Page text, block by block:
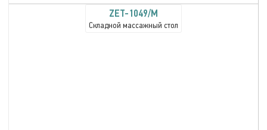
ZET-1049/M
Складной массажный стол